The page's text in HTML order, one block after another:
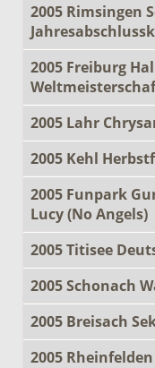
2005 Rimsingen
2005 Freiburg
2005 Lahr
2005 Kehl
2005 Funpark
Lucy (No Angels)
2005 Titisee
2005 Schonach
2005 Breisach
2005